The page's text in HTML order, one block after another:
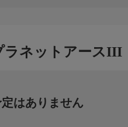
ラネットアースIII
はありません